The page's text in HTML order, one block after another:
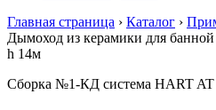
Главная страница › Каталог ›
Дымоход из керамики для
h 14м
Сборка №1-КД система HART AT